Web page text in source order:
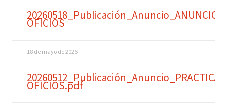
20260518_Publicación_Anuncio_ANUNCIO
OFICIOS
18 de mayo de 2026
20260512_Publicación_Anuncio_PRACTICA
OFICIOS.pdf